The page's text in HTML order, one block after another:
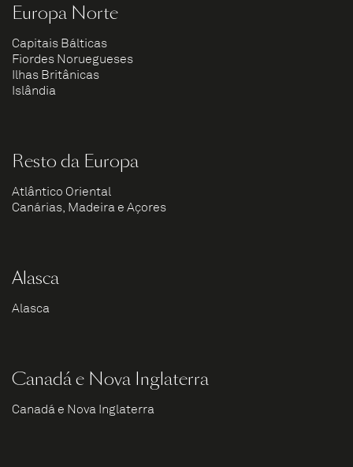
Europa Norte
Capitais Bálticas
Fiordes Noruegueses
Ilhas Britânicas
Islândia
Resto da Europa
Atlântico Oriental
Canárias, Madeira e Açores
Alasca
Alasca
Canadá e Nova Inglaterra
Canadá e Nova Inglaterra